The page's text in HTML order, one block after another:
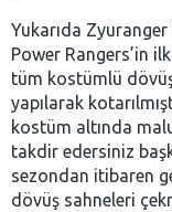
Yukarıda
Power Rangers’in
tüm kostümlü
yapılarak
kostüm altında
takdir edersiniz
sezondan itibaren
dövüş sahneleri